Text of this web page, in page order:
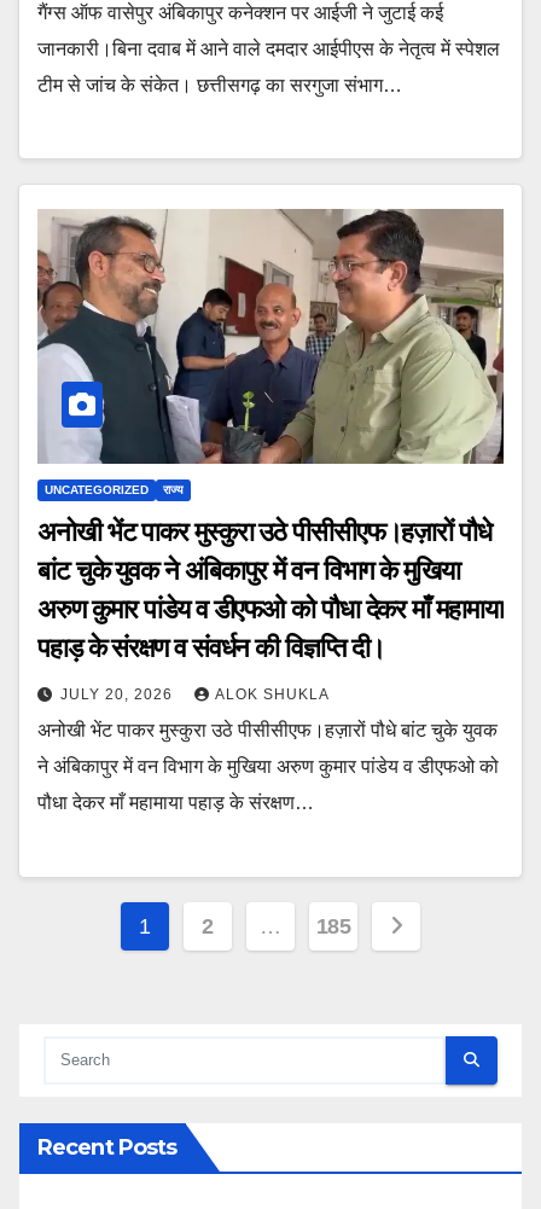
गैंग्स ऑफ वासेपुर अंबिकापुर कनेक्शन पर आईजी ने जुटाई कई
जानकारी।बिना दवाब में आने वाले दमदार आईपीएस के नेतृत्व में स्पेशल
टीम से जांच के संकेत। छत्तीसगढ़ का सरगुजा संभाग…
UNCATEGORIZED राज्य
अनोखी भेंट पाकर मुस्कुरा उठे पीसीसीएफ।हज़ारों पौधे
बांट चुके युवक ने अंबिकापुर में वन विभाग के मुखिया
अरुण कुमार पांडेय व डीएफओ को पौधा देकर माँ महामाया
पहाड़ के संरक्षण व संवर्धन की विज्ञप्ति दी।
JULY 20, 2026 ALOK SHUKLA
अनोखी भेंट पाकर मुस्कुरा उठे पीसीसीएफ।हज़ारों पौधे बांट चुके युवक
ने अंबिकापुर में वन विभाग के मुखिया अरुण कुमार पांडेय व डीएफओ को
पौधा देकर माँ महामाया पहाड़ के संरक्षण…
Posts
1 2 … 185
Recent Posts